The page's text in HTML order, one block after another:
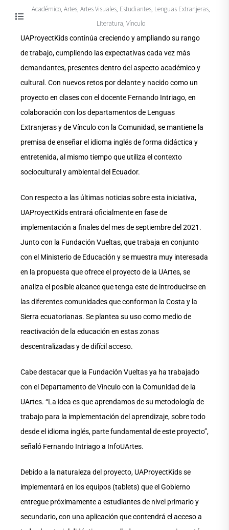
Académico, Artes, Artes Visuales, Estudiantes, Lenguas Extranjeras,
Literatura Vínculo
UAProyectKids continúa creciendo y ampliando su rango
de trabajo, cumpliendo las expectativas cada vez más
demandantes, presentes dentro del aspecto académico y
cultural. Con nuevos retos por delante y nacido como un
proyecto en clases con el docente Fernando Intriago, en
colaboración con los departamentos de Lenguas
Extranjeras y de Vínculo con la Comunidad, se mantiene la
premisa de enseñar el idioma inglés de forma didáctica y
entretenida, al mismo tiempo que utiliza el contexto
sociocultural y ambiental del Ecuador.
Con respecto a las últimas noticias sobre esta iniciativa,
UAProyectKids entrará oficialmente en fase de
implementación a finales del mes de septiembre del 2021.
Junto con la Fundación Vueltas, que trabaja en conjunto
con el Ministerio de Educación y se muestra muy interesada
en la propuesta que ofrece el proyecto de la UArtes, se
analiza el posible alcance que tenga este de introducirse en
las diferentes comunidades que conforman la Costa y la
Sierra ecuatorianas. Se plantea su uso como medio de
reactivación de la educación en estas zonas
descentralizadas y de difícil acceso.
Cabe destacar que la Fundación Vueltas ya ha trabajado
con el Departamento de Vínculo con la Comunidad de la
UArtes. “La idea es que aprendamos de su metodología de
trabajo para la implementación del aprendizaje, sobre todo
desde el idioma inglés, parte fundamental de este proyecto”,
señaló Fernando Intriago a InfoUArtes.
Debido a la naturaleza del proyecto, UAProyectKids se
implementará en los equipos (tablets) que el Gobierno
entregue próximamente a estudiantes de nivel primario y
secundario, con una aplicación que contendrá el acceso a